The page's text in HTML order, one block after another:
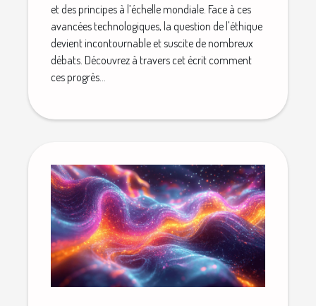
et des principes à l’échelle mondiale. Face à ces
avancées technologiques, la question de l'éthique
devient incontournable et suscite de nombreux
débats. Découvrez à travers cet écrit comment
ces progrès...